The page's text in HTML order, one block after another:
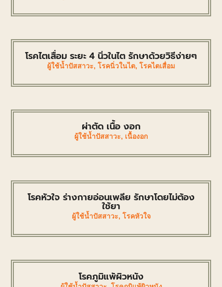
โรคไตเสื่อม ระยะ 4 นิ่วในไต รักษาด้วยวิธีง่ายๆ
ผู้ใช้น้ำปัสสาวะ, โรคนิ่วในไต, โรคไตเสื่อม
ผ่าตัด เนื้อ งอก
ผู้ใช้น้ำปัสสาวะ, เนื้องอก
โรคหัวใจ ร่างกายอ่อนเพลีย รักษาโดยไม่ต้อง
ใช้ยา
ผู้ใช้น้ำปัสสาวะ, โรคหัวใจ
โรคภูมิแพ้ผิวหนัง